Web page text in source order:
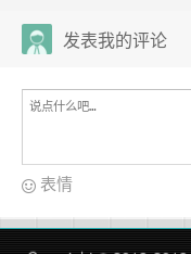
发表我的评论
表情